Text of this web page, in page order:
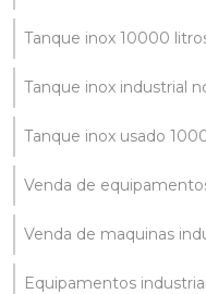
Tanque inox 10000
Tanque inox industrial
Tanque inox usado
Venda de
Venda de maquinas
Equipamentos